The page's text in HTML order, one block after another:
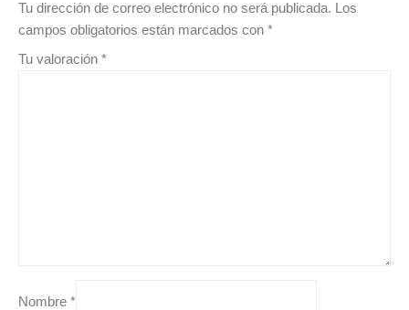
Tu dirección de correo electrónico no será publicada. Los
campos obligatorios están marcados con *
Tu valoración *
Nombre *